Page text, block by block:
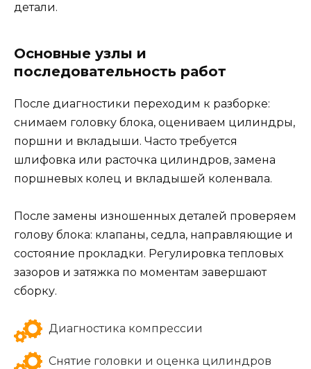
детали.
Основные узлы и
последовательность работ
После диагностики переходим к разборке:
снимаем головку блока, оцениваем цилиндры,
поршни и вкладыши. Часто требуется
шлифовка или расточка цилиндров, замена
поршневых колец и вкладышей коленвала.
После замены изношенных деталей проверяем
голову блока: клапаны, седла, направляющие и
состояние прокладки. Регулировка тепловых
зазоров и затяжка по моментам завершают
сборку.
Диагностика компрессии
Снятие головки и оценка цилиндров